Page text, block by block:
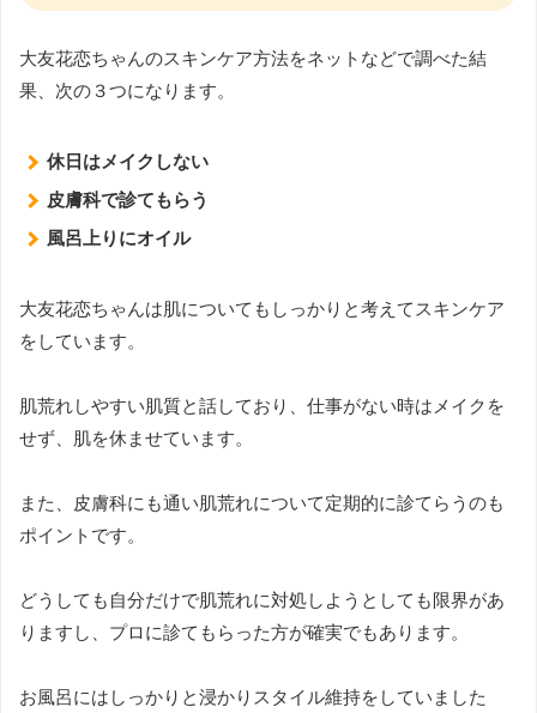
大友花恋ちゃんのスキンケア方法をネットなどで調べた結
果、次の３つになります。
休日はメイクしない
皮膚科で診てもらう
風呂上りにオイル
大友花恋ちゃんは肌についてもしっかりと考えてスキンケア
をしています。
肌荒れしやすい肌質と話しており、仕事がない時はメイクを
せず、肌を休ませています。
また、皮膚科にも通い肌荒れについて定期的に診てらうのも
ポイントです。
どうしても自分だけで肌荒れに対処しようとしても限界があ
りますし、プロに診てもらった方が確実でもあります。
お風呂にはしっかりと浸かりスタイル維持をしていました